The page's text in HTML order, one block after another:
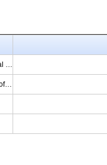
Pusan National University
Gulzar Group of Institute